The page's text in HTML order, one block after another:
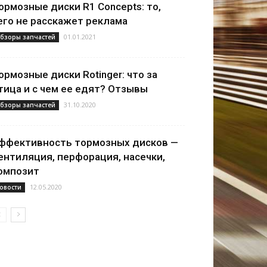
диски R1 Concepts: то,
не расскажет реклама
запчастей 01.01.2021
диски Rotinger: что за
и с чем ее едят? Отзывы
запчастей 31.10.2020
тормозных дисков —
перфорация, насечки,
12.05.2020